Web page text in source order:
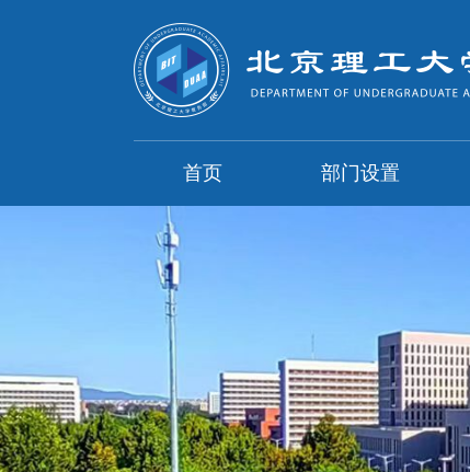
首页 部门设置